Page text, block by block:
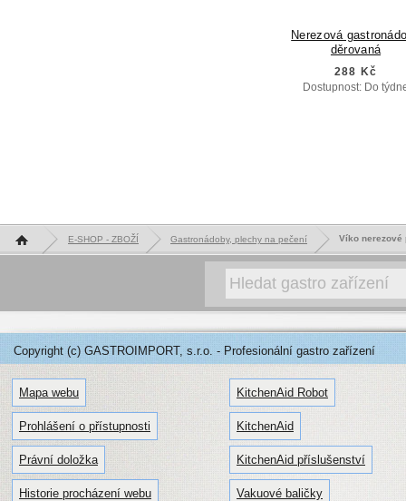
Nerezová
děrovaná
288 Kč
Dostupnost: Do
Hlavní stránka E-SHOP - ZBOŽÍ Gastronádoby, plechy na pečení Víko nerezové
Copyright (c) GASTROIMPORT, s.r.o. - Profesionální gastro zařízení
Mapa webu
Prohlášení o přístupnosti
Právní doložka
Historie procházení webu
KitchenAid Robot
KitchenAid
KitchenAid příslušenství
Vakuové baličky